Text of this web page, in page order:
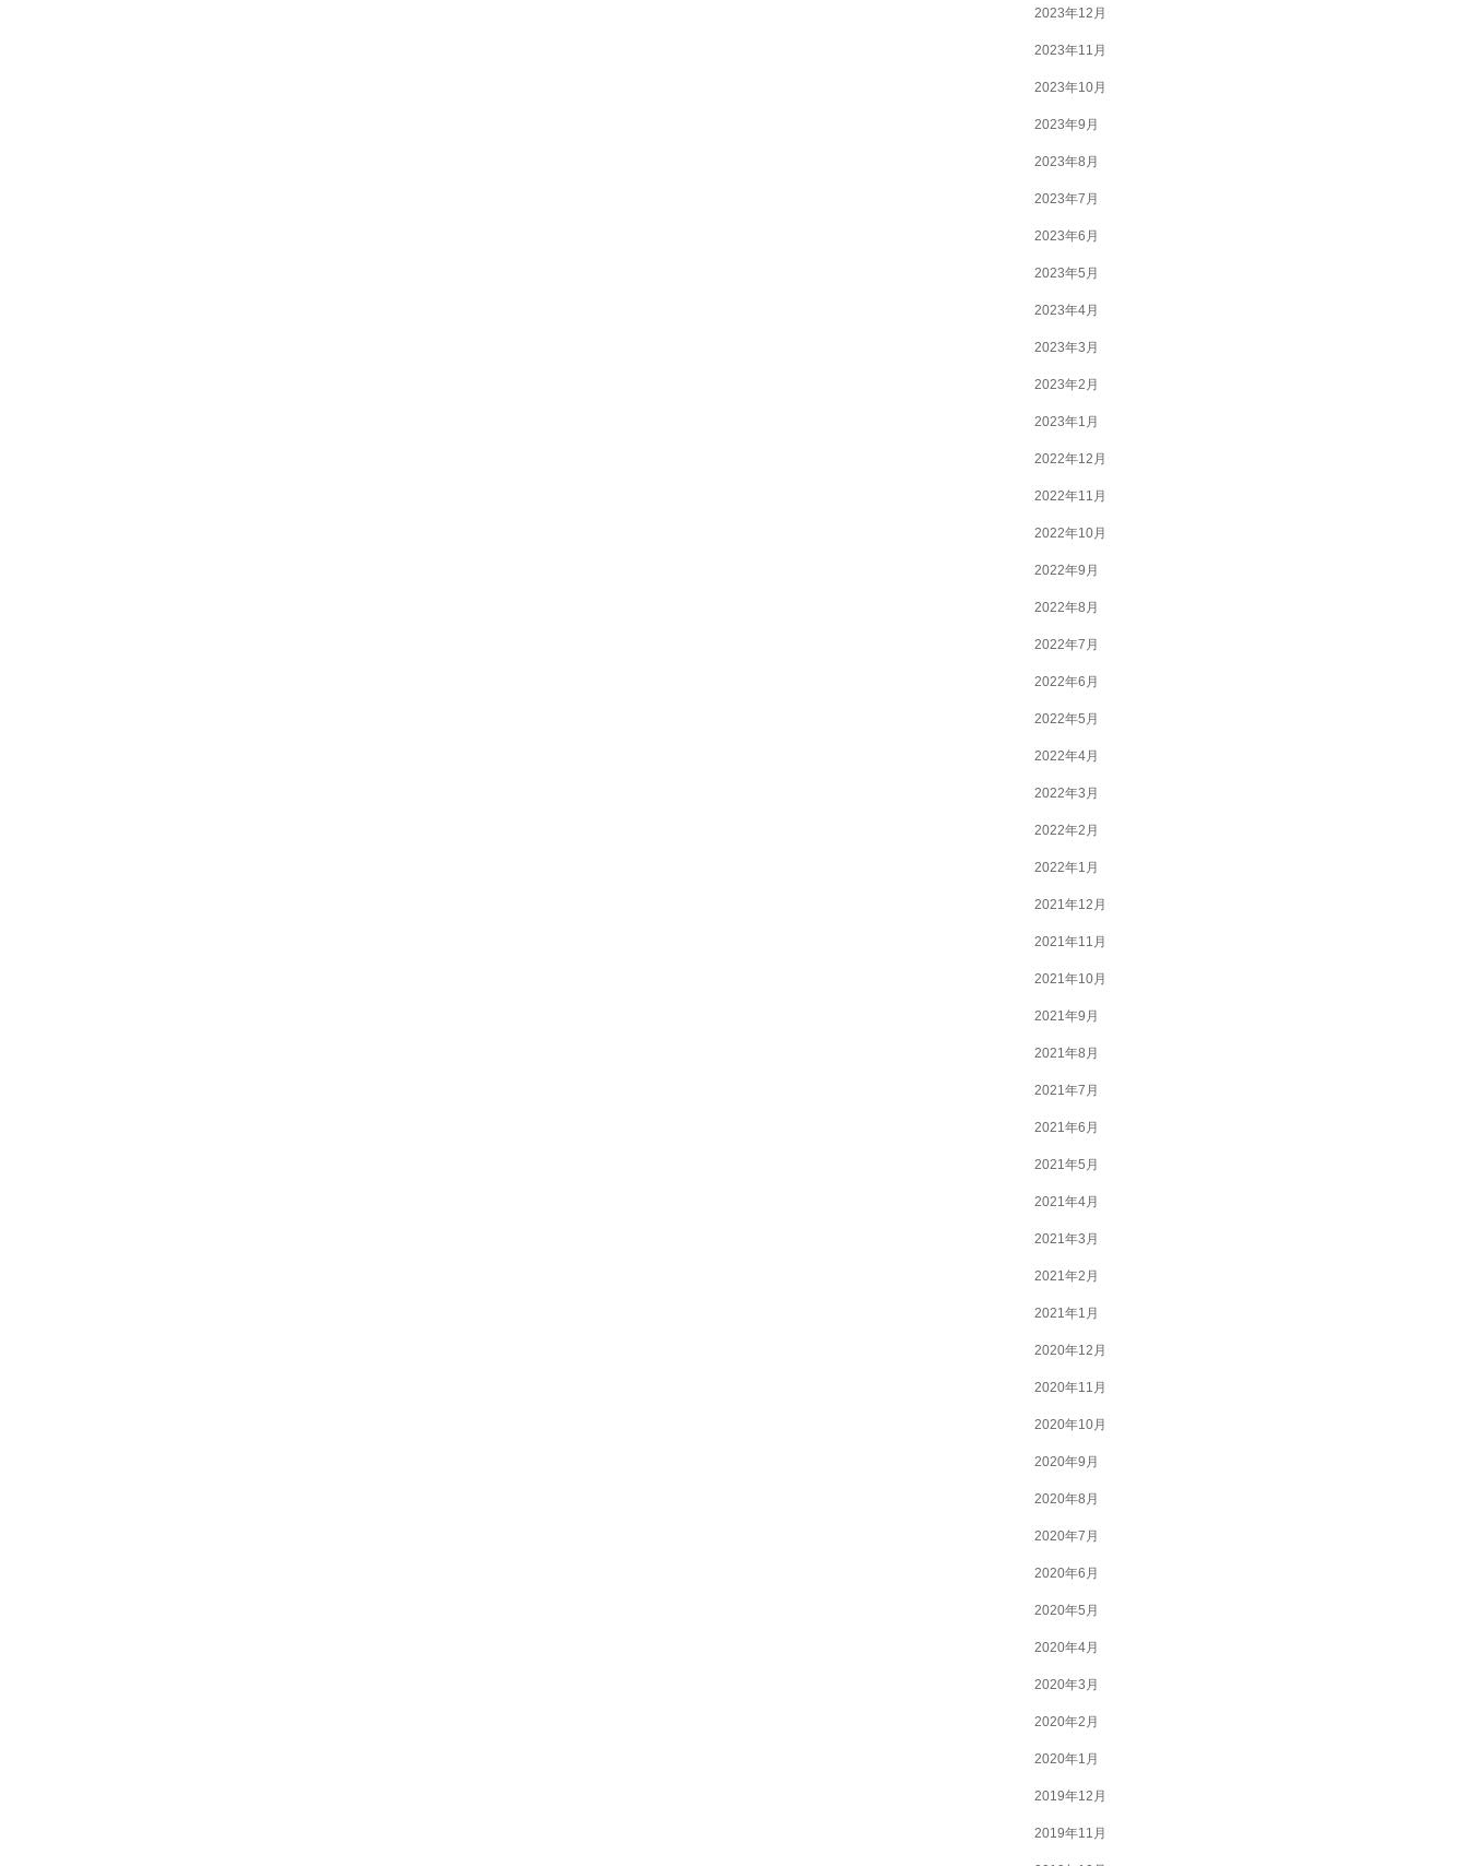
2023年12月
2023年11月
2023年10月
2023年9月
2023年8月
2023年7月
2023年6月
2023年5月
2023年4月
2023年3月
2023年2月
2023年1月
2022年12月
2022年11月
2022年10月
2022年9月
2022年8月
2022年7月
2022年6月
2022年5月
2022年4月
2022年3月
2022年2月
2022年1月
2021年12月
2021年11月
2021年10月
2021年9月
2021年8月
2021年7月
2021年6月
2021年5月
2021年4月
2021年3月
2021年2月
2021年1月
2020年12月
2020年11月
2020年10月
2020年9月
2020年8月
2020年7月
2020年6月
2020年5月
2020年4月
2020年3月
2020年2月
2020年1月
2019年12月
2019年11月